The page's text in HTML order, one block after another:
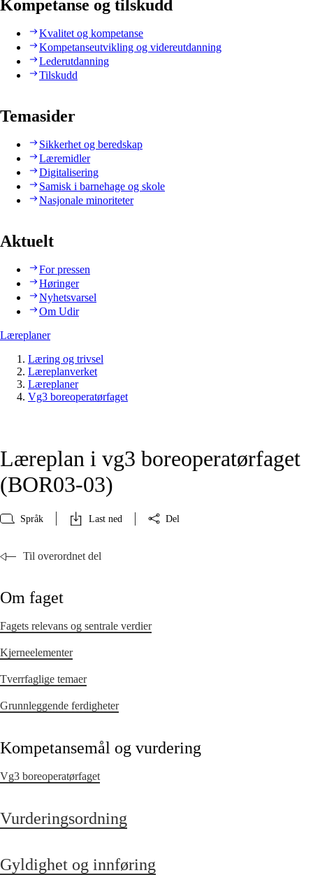
Kompetanse og tilskudd
Kvalitet og kompetanse
Kompetanseutvikling og videreutdanning
Lederutdanning
Tilskudd
Temasider
Sikkerhet og beredskap
Læremidler
Digitalisering
Samisk i barnehage og skole
Nasjonale minoriteter
Aktuelt
For pressen
Høringer
Nyhetsvarsel
Om Udir
Læreplaner
Læring og trivsel
Læreplanverket
Læreplaner
Vg3 boreoperatørfaget
Læreplan i vg3 boreoperatørfaget
(BOR03‑03)
Språk Last ned Del
Til overordnet del
Om faget
Fagets relevans og sentrale verdier
Kjerneelementer
Tverrfaglige temaer
Grunnleggende ferdigheter
Kompetansemål og vurdering
Vg3 boreoperatørfaget
Vurderingsordning
Gyldighet og innføring